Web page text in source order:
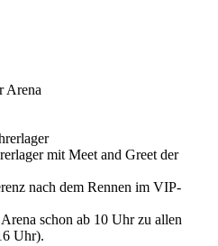
Arena
mit Meet and Greet der
nach dem Rennen im VIP-
schon ab 10 Uhr zu allen
Uhr).